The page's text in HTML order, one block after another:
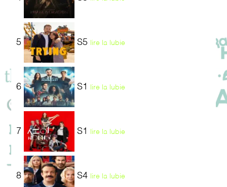
5 S5 lire la lubie
6 S1 lire la lubie
7 S1 lire la lubie
8 S4 lire la lubie